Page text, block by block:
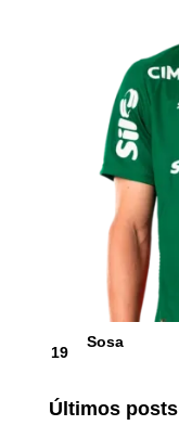
19
Sosa
Últimos posts